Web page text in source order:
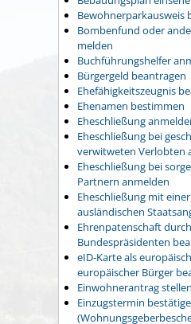
Bewohnerparkausweis
Bombenfund oder
melden
Buchführungshelfer
Bürgergeld beantragen
Ehefähigkeitszeugnis
Ehenamen bestimmen
Eheschließung
Eheschließung bei
verwitweten Verlobten
Eheschließung bei
Partnern anmelden
Eheschließung mit
ausländischen
Ehrenpatenschaft
Bundespräsidenten
eID-Karte als
europäischer Bürger
Einwohnerantrag stellen
Einzugstermin